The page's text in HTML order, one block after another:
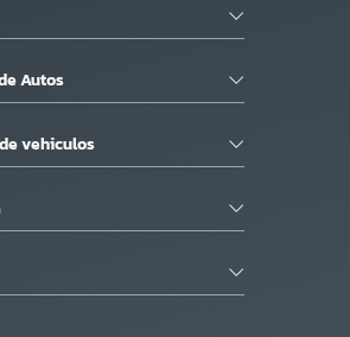
Autos
vehiculos